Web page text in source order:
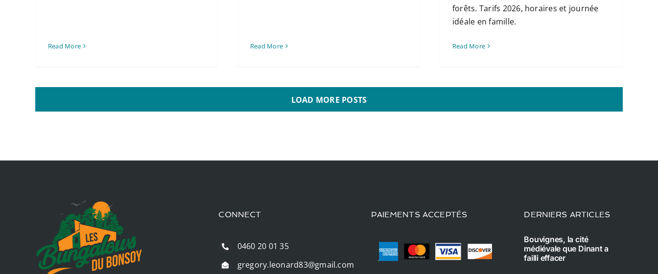
Read More Read More
forêts. Tarifs 2026, horaires et journée
idéale en famille.
Read More
LOAD MORE POSTS
CONNECT
0460 20 01 35
gregory.leonard83@gmail.com
PAIEMENTS ACCEPTÉS DERNIERS ARTICLES
Bouvignes, la cité
médiévale que Dinant a
failli effacer